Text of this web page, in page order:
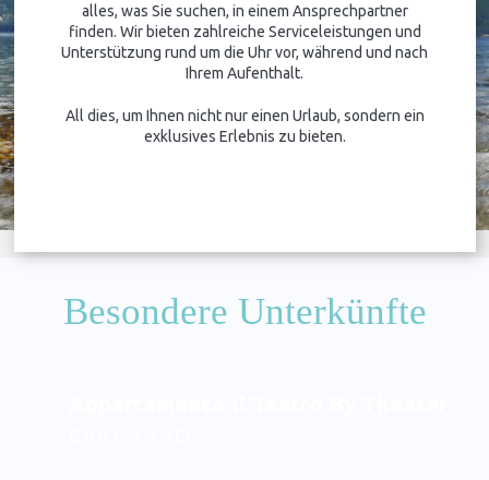
alles, was Sie suchen, in einem Ansprechpartner
finden. Wir bieten zahlreiche Serviceleistungen und
Unterstützung rund um die Uhr vor, während und nach
Ihrem Aufenthalt.
All dies, um Ihnen nicht nur einen Urlaub, sondern ein
exklusives Erlebnis zu bieten.
Besondere Unterkünfte